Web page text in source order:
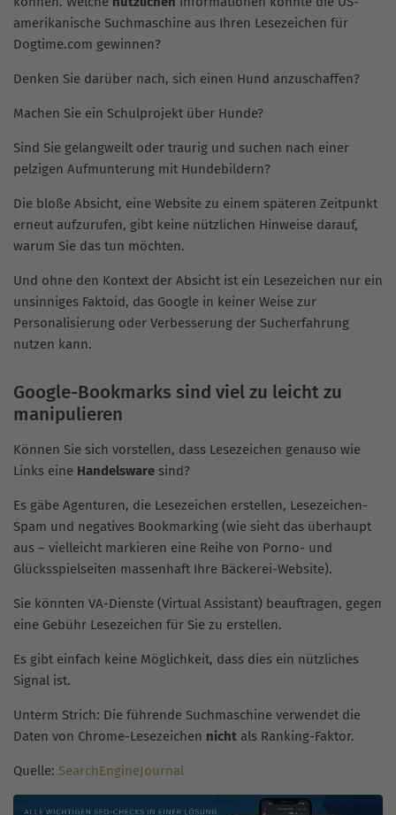
amerikanische Suchmaschine aus Ihren Lesezeichen für
Dogtime.com gewinnen?
Denken Sie darüber nach, sich einen Hund anzuschaffen?
Machen Sie ein Schulprojekt über Hunde?
Sind Sie gelangweilt oder traurig und suchen nach einer
pelzigen Aufmunterung mit Hundebildern?
Die bloße Absicht, eine Website zu einem späteren Zeitpunkt
erneut aufzurufen, gibt keine nützlichen Hinweise darauf,
warum Sie das tun möchten.
Und ohne den Kontext der Absicht ist ein Lesezeichen nur ein
unsinniges Faktoid, das Google in keiner Weise zur
Personalisierung oder Verbesserung der Sucherfahrung
nutzen kann.
Google-Bookmarks sind viel zu leicht zu
manipulieren
Können Sie sich vorstellen, dass Lesezeichen genauso wie
Links eine Handelsware sind?
Es gäbe Agenturen, die Lesezeichen erstellen, Lesezeichen-
Spam und negatives Bookmarking (wie sieht das überhaupt
aus – vielleicht markieren eine Reihe von Porno- und
Glücksspielseiten massenhaft Ihre Bäckerei-Website).
Sie könnten VA-Dienste (Virtual Assistant) beauftragen, gegen
eine Gebühr Lesezeichen für Sie zu erstellen.
Es gibt einfach keine Möglichkeit, dass dies ein nützliches
Signal ist.
Unterm Strich: Die führende Suchmaschine verwendet die
Daten von Chrome-Lesezeichen nicht als Ranking-Faktor.
Quelle: SearchEngineJournal